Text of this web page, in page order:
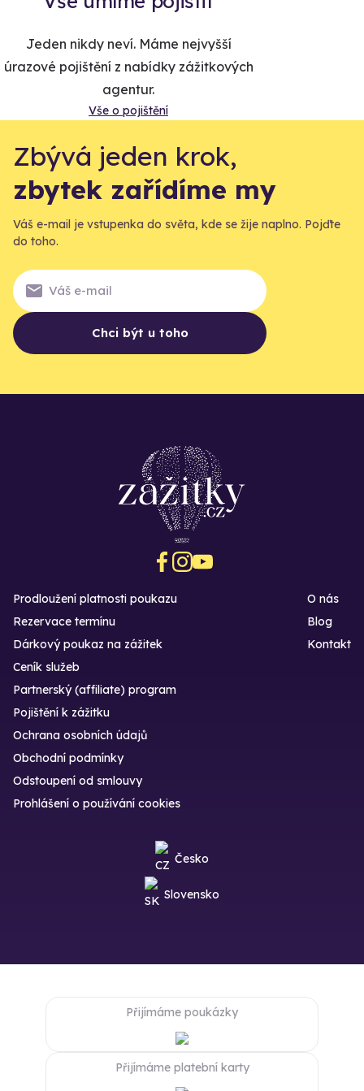
Jeden nikdy neví. Máme nejvyšší
úrazové pojištění z nabídky zážitkových
agentur.
Vše o pojištění
Zbývá jeden krok,
zbytek zařídíme my
Váš e-mail je vstupenka do světa, kde se žije naplno. Pojďte
do toho.
Chci být u toho
Prodloužení platnosti poukazu
Rezervace termínu
Dárkový poukaz na zážitek
O nás
Blog
Kontakt
Ceník služeb
Partnerský (affiliate) program
Pojištění k zážitku
Ochrana osobních údajů
Obchodní podmínky
Odstoupení od smlouvy
Prohlášení o používání cookies
Česko
Slovensko
Přijímáme poukázky
Přijímáme platební karty